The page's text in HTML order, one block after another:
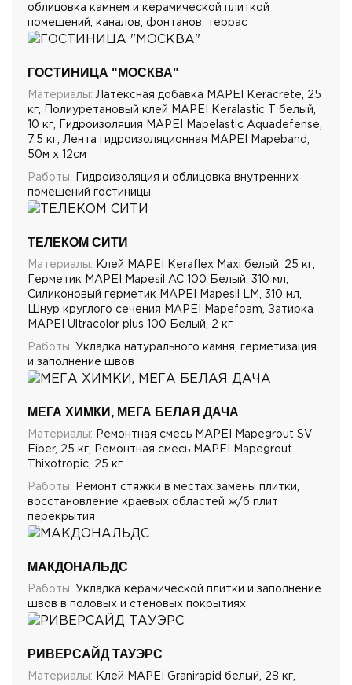
облицовка камнем и керамической плиткой
помещений, каналов, фонтанов, террас
ГОСТИНИЦА "МОСКВА"
Материалы: Латексная добавка MAPEI Keracrete, 25
кг, Полиуретановый клей MAPEI Keralastic T белый,
10 кг, Гидроизоляция MAPEI Mapelastic Aquadefense,
7.5 кг, Лента гидроизоляционная MAPEI Mapeband,
50м x 12см
Работы: Гидроизоляция и облицовка внутренних
помещений гостиницы
ТЕЛЕКОМ СИТИ
Материалы: Клей MAPEI Keraflex Maxi белый, 25 кг,
Герметик MAPEI Mapesil AC 100 Белый, 310 мл,
Силиконовый герметик MAPEI Mapesil LM, 310 мл,
Шнур круглого сечения MAPEI Mapefoam, Затирка
MAPEI Ultracolor plus 100 Белый, 2 кг
Работы: Укладка натурального камня, герметизация
и заполнение швов
МЕГА ХИМКИ, МЕГА БЕЛАЯ ДАЧА
Материалы: Ремонтная смесь MAPEI Mapegrout SV
Fiber, 25 кг, Ремонтная смесь MAPEI Mapegrout
Thixotropic, 25 кг
Работы: Ремонт стяжки в местах замены плитки,
восстановление краевых областей ж/б плит
перекрытия
МАКДОНАЛЬДС
Работы: Укладка керамической плитки и заполнение
швов в половых и стеновых покрытиях
РИВЕРСАЙД ТАУЭРС
Материалы: Клей MAPEI Granirapid белый, 28 кг,